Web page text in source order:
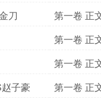
刀 第一卷 正
第一卷 正
第一卷 正
子豪 第一卷 正